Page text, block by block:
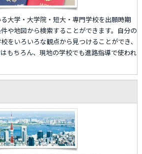
大学・大学院・短大・専門学校を出願時期
や地図から検索することができます。自分の
をいろいろな観点から見つけることができ、
もちろん、現地の学校でも進路指導で使われ